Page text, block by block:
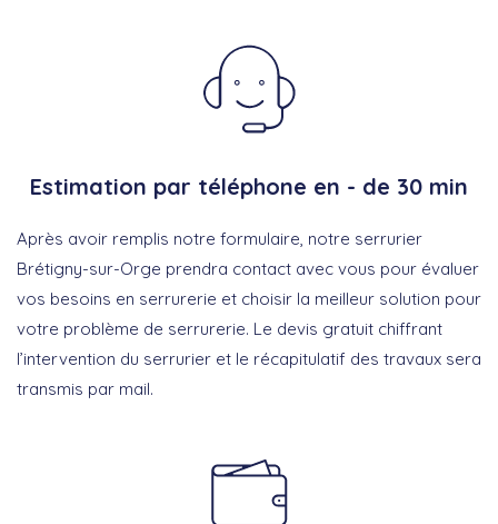
Estimation par téléphone en - de 30 min
Après avoir remplis notre formulaire, notre serrurier
Brétigny-sur-Orge prendra contact avec vous pour évaluer
vos besoins en serrurerie et choisir la meilleur solution pour
votre problème de serrurerie. Le devis gratuit chiffrant
l’intervention du serrurier et le récapitulatif des travaux sera
transmis par mail.